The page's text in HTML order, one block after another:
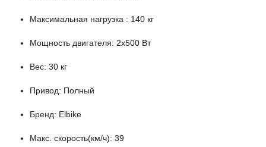
Максимальная нагрузка : 140 кг
Мощность двигателя: 2х500 Вт
Вес: 30 кг
Привод: Полный
Бренд: Elbike
Макс. скорость(км/ч): 39